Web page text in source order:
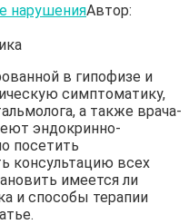
нарушенияАвтор:
в гипофизе и
симптоматику,
а также врача-
эндокринно-
посетить
консультацию всех
имеется ли
и способы терапии